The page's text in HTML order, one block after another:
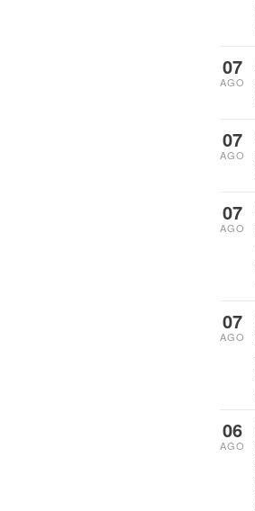
07
AGO
07
AGO
07
AGO
07
AGO
06
AGO